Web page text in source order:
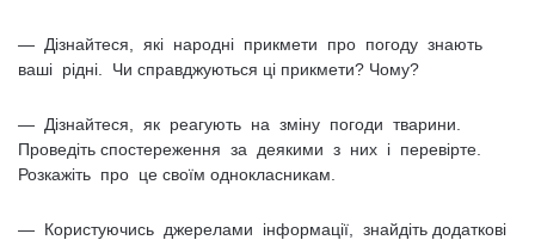
— Дізнайтеся, які народні прикмети про погоду знають
ваші рідні. Чи справджуються ці прикмети? Чому?
— Дізнайтеся, як реагують на зміну погоди тварини.
Проведіть спостереження за деякими з них і перевірте.
Розкажіть про це своїм однокласникам.
— Користуючись джерелами інформації, знайдіть додаткові